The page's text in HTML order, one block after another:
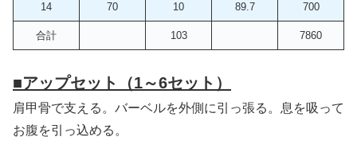
14 70 10 89.7 700
合計 103 7860
■アップセット（1～6セット）
肩甲骨で支える。バーベルを外側に引っ張る。息を吸って
お腹を引っ込める。